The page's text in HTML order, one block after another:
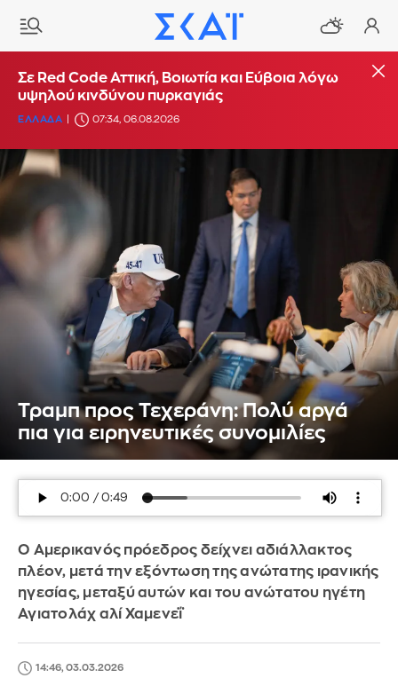
Σε Red Code Αττική, Βοιωτία και Εύβοια λόγω
υψηλού κινδύνου πυρκαγιάς
ΕΛΛΑΔΑ 07:34, 06.08.2026
Τραμπ προς Τεχεράνη: Πολύ αργά
πια για ειρηνευτικές συνομιλίες
Ο Αμερικανός πρόεδρος δείχνει αδιάλλακτος
πλέον, μετά την εξόντωση της ανώτατης ιρανικής
ηγεσίας, μεταξύ αυτών και του ανώτατου ηγέτη
Αγιατολάχ αλί Χαμενεΐ
14:46, 03.03.2026